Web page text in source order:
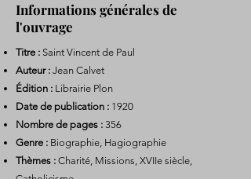
Informations générales de
l'ouvrage
Titre : Saint Vincent de Paul
Auteur : Jean Calvet
Édition : Librairie Plon
Date de publication : 1920
Nombre de pages : 356
Genre : Biographie, Hagiographie
Thèmes : Charité, Missions, XVIIe siècle,